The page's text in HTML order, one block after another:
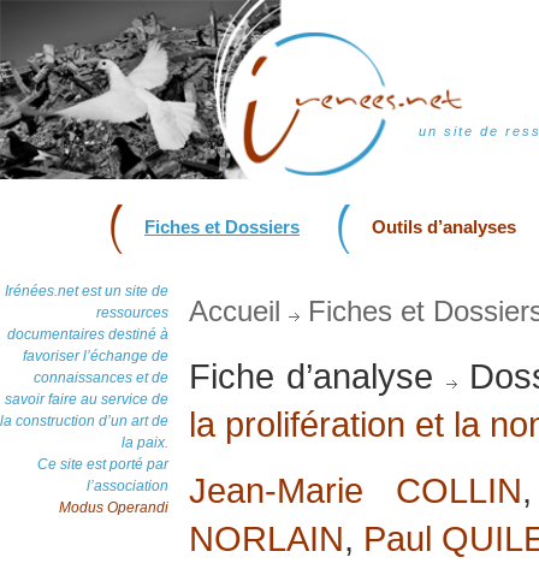
un site de
Fiches et Dossiers Outils d’analyses
Irénées.net est un site de
ressources
documentaires destiné à
favoriser l’échange de
connaissances et de
savoir faire au service de
la construction d’un art de
la paix.
Ce site est porté par
l’association
Modus Operandi
Accueil Fiches et
Fiche d’analyse
la prolifération et la
Jean-Marie COLLIN
NORLAIN, Paul